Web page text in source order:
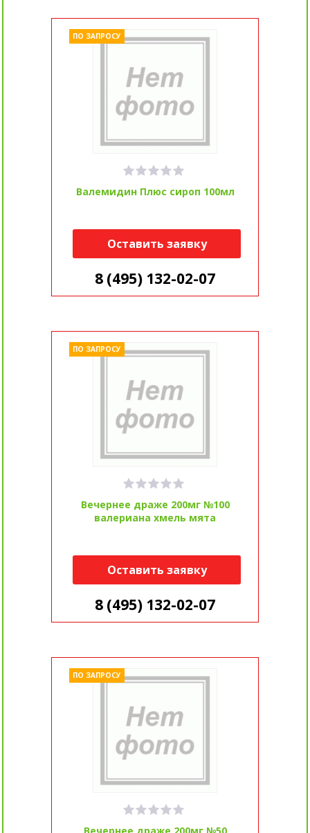
Валемидин Плюс сироп 100мл
ПО ЗАПРОСУ
Оставить заявку
8 (495) 132-02-07
Вечернее драже 200мг №100
валериана хмель мята
ПО ЗАПРОСУ
Оставить заявку
8 (495) 132-02-07
ПО ЗАПРОСУ